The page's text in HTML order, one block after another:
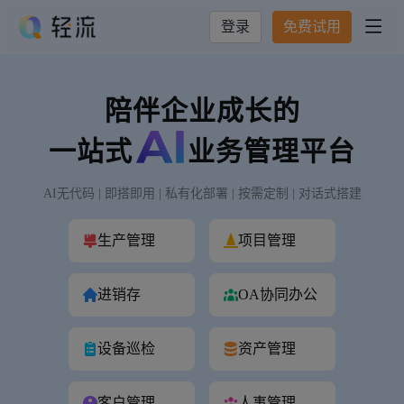
登录 免费试用 
陪伴企业成长的
一站式
业务管理平台
AI无代码 | 即搭即用 | 私有化部署 | 按需定制 | 对话式搭建
生产管理 项目管理
进销存 OA协同办公
设备巡检 资产管理